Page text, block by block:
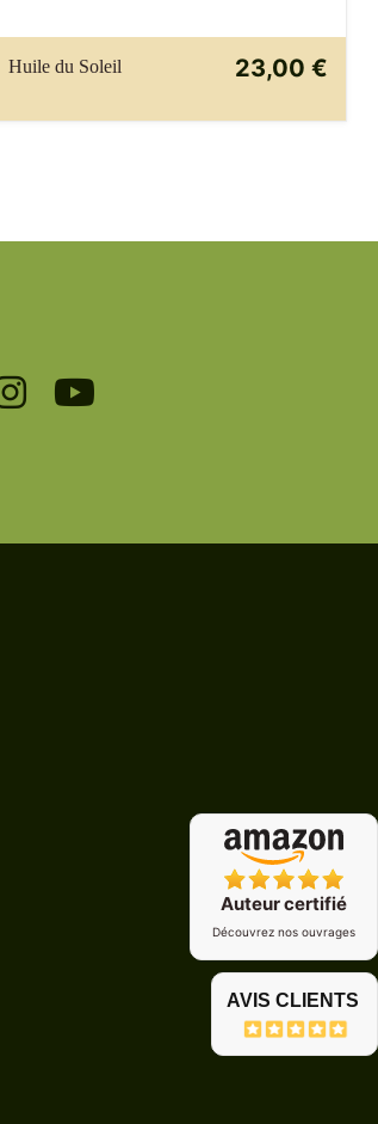
Huile du Soleil 23,00 €
Auteur certifié
Découvrez nos ouvrages
AVIS CLIENTS